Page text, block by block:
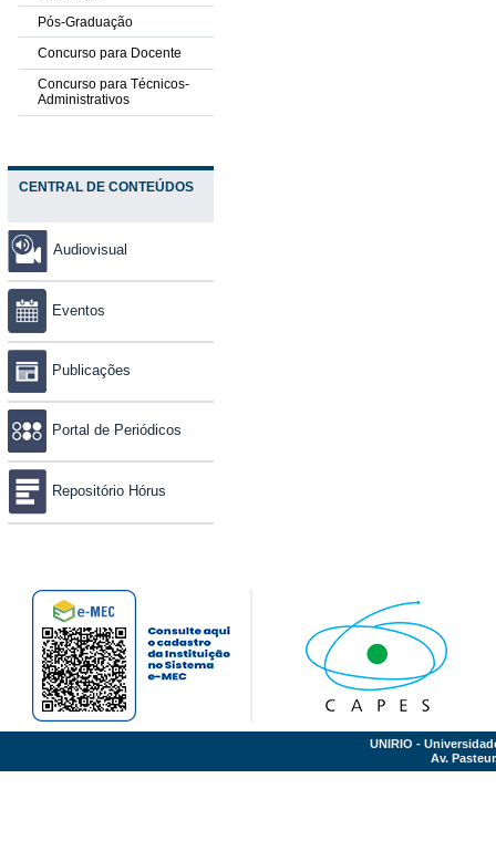
Pós-Graduação
Concurso para Docente
Concurso para Técnicos-
Administrativos
CENTRAL DE CONTEÚDOS
Audiovisual
Eventos
Publicações
Portal de Periódicos
Repositório Hórus
UNIRIO -
Av.